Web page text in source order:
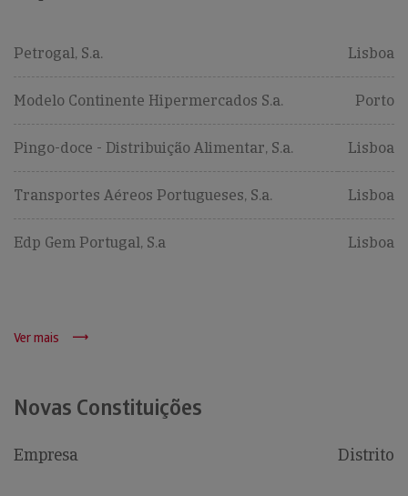
Petrogal, S.a. Lisboa
Modelo Continente Hipermercados S.a. Porto
Pingo-doce - Distribuição Alimentar, S.a. Lisboa
Transportes Aéreos Portugueses, S.a. Lisboa
Edp Gem Portugal, S.a Lisboa
Ver mais
Novas Constituições
Empresa Distrito